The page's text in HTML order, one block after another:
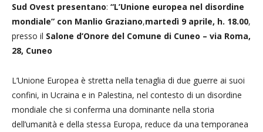
Sud Ovest presentano: “L’Unione europea nel disordine
mondiale” con Manlio Graziano,martedì 9 aprile, h. 18.00,
presso il Salone d’Onore del Comune di Cuneo – via Roma,
28, Cuneo
L’Unione Europea è stretta nella tenaglia di due guerre ai suoi
confini, in Ucraina e in Palestina, nel contesto di un disordine
mondiale che si conferma una dominante nella storia
dell’umanità e della stessa Europa, reduce da una temporanea